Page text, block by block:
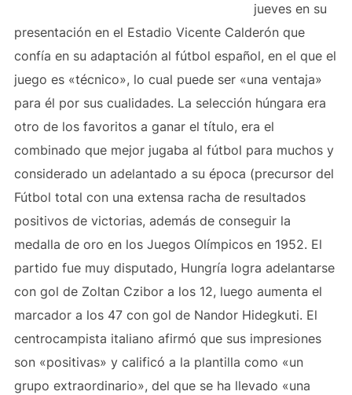
jueves en su
presentación en el Estadio Vicente Calderón que
confía en su adaptación al fútbol español, en el que el
juego es «técnico», lo cual puede ser «una ventaja»
para él por sus cualidades. La selección húngara era
otro de los favoritos a ganar el título, era el
combinado que mejor jugaba al fútbol para muchos y
considerado un adelantado a su época (precursor del
Fútbol total con una extensa racha de resultados
positivos de victorias, además de conseguir la
medalla de oro en los Juegos Olímpicos en 1952. El
partido fue muy disputado, Hungría logra adelantarse
con gol de Zoltan Czibor a los 12, luego aumenta el
marcador a los 47 con gol de Nandor Hidegkuti. El
centrocampista italiano afirmó que sus impresiones
son «positivas» y calificó a la plantilla como «un
grupo extraordinario», del que se ha llevado «una